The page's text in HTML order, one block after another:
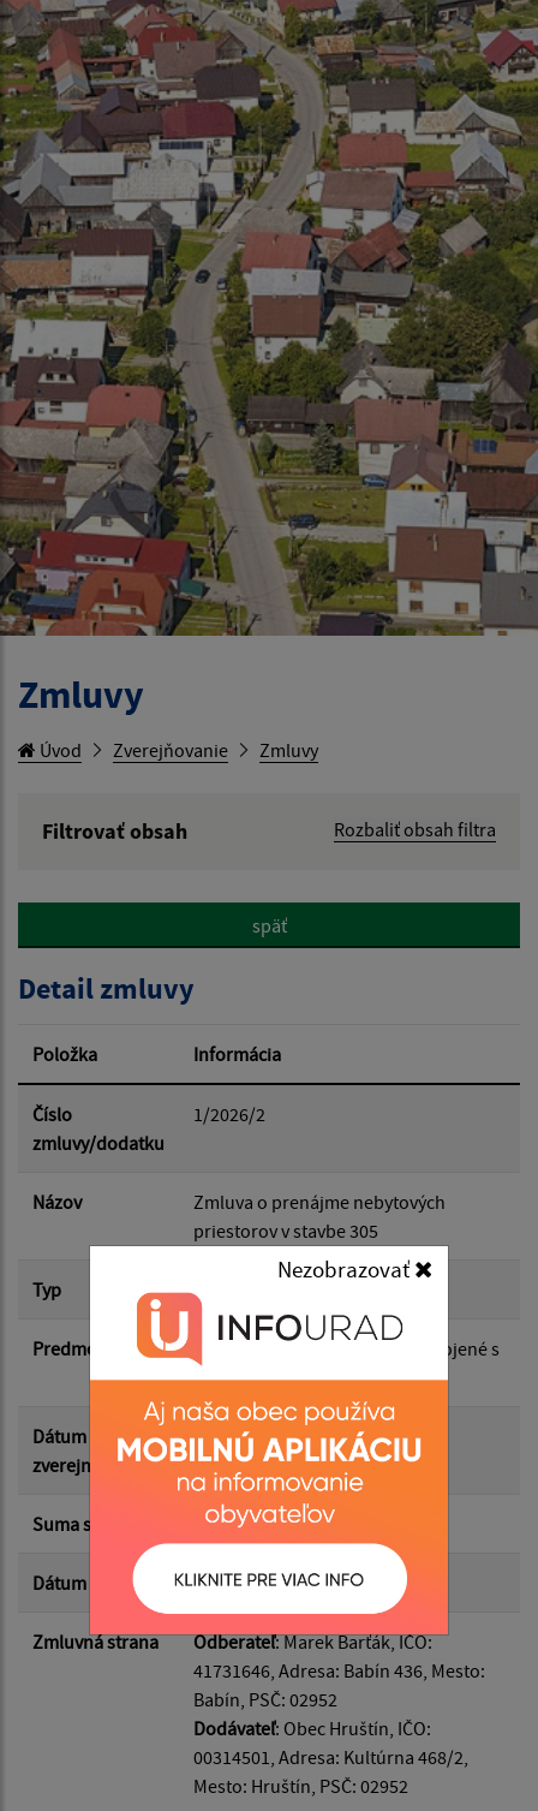
Nezobrazovať
Zmluvy
Úvod Zverejňovanie Zmluvy
Filtrovať obsah
Rozbaliť obsah filtra
Hľadať v:
Dátum od:
Dátum do:
Suma od:
Suma do:
Typ:
Filtrovať Reset
späť
Detail zmluvy
Položka Informácia
Číslo
zmluvy/dodatku
1/2026/2
Názov
Zmluva o prenájme nebytových
priestorov v stavbe 305
Typ Dodatok k zmluve
Predmet
Nájomné a úhrada za služby spojené s
užívaním
Dátum
zverejnenia
06.07.2026
Suma s DPH* 700.00 €
Dátum uzavretia 29.06.2026
Zmluvná strana Odberateľ: Marek Barťák, IČO:
41731646, Adresa: Babín 436, Mesto:
Babín, PSČ: 02952
Dodávateľ: Obec Hruštín, IČO:
00314501, Adresa: Kultúrna 468/2,
Mesto: Hruštín, PSČ: 02952